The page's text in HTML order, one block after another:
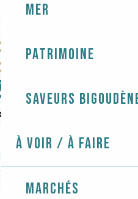
Mer
Patrimoine
Saveurs
À voir / À faire
Marchés
NOUS